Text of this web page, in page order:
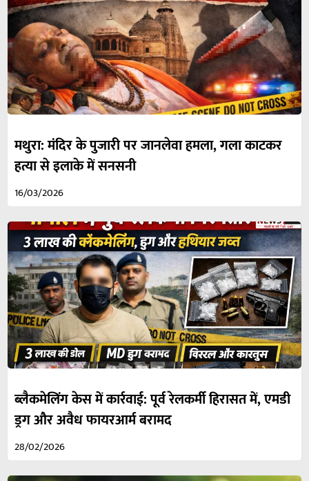
मथुरा: मंदिर के पुजारी पर जानलेवा हमला, गला काटकर
हत्या से इलाके में सनसनी
16/03/2026
ब्लैकमेलिंग केस में कार्रवाई: पूर्व रेलकर्मी हिरासत में, एमडी
ड्रग और अवैध फायरआर्म बरामद
28/02/2026